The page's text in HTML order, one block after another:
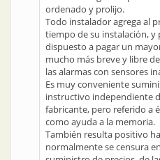
ordenado y prolijo.
Todo instalador agrega al
tiempo de su instalación, y
dispuesto a pagar un
mucho más breve y libre
las alarmas con sensores
Es muy conveniente
instructivo independiente
fabricante, pero referido a
como ayuda a la memoria.
También resulta positivo
normalmente se censura